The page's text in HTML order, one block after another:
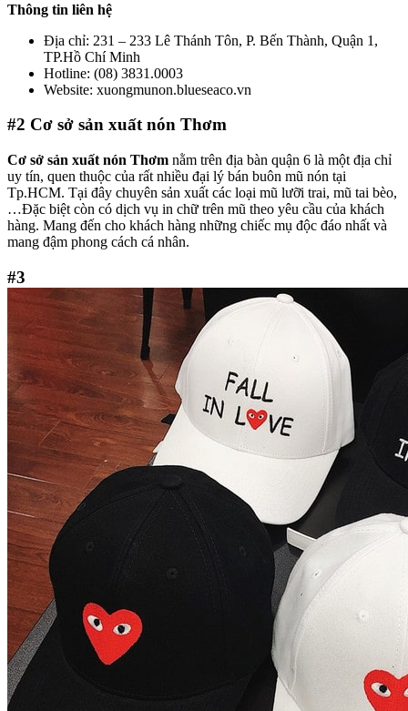
Thông tin liên hệ
Địa chỉ: 231 – 233 Lê Thánh Tôn, P. Bến Thành, Quận 1,
TP.Hồ Chí Minh
Hotline: (08) 3831.0003
Website: xuongmunon.blueseaco.vn
#2 Cơ sở sản xuất nón Thơm
Cơ sở sản xuất nón Thơm nằm trên địa bàn quận 6 là một địa chỉ
uy tín, quen thuộc của rất nhiều đại lý bán buôn mũ nón tại
Tp.HCM. Tại đây chuyên sản xuất các loại mũ lưỡi trai, mũ tai bèo,
…Đặc biệt còn có dịch vụ in chữ trên mũ theo yêu cầu của khách
hàng. Mang đến cho khách hàng những chiếc mụ độc đáo nhất và
mang đậm phong cách cá nhân.
#3